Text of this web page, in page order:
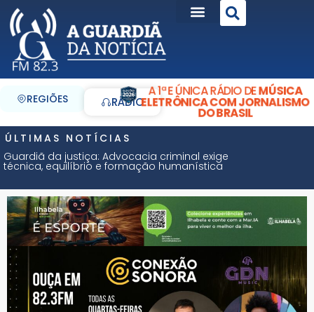
REGIÕES RÁDIO
A 1ª E ÚNICA RÁDIO DEMÚSICA
ELETRÔNICA COM JORNALISMO
DO BRASIL
ÚLTIMAS NOTÍCIAS
Guardiã da justiça: Advocacia criminal exige
técnica, equilíbrio e formação humanística